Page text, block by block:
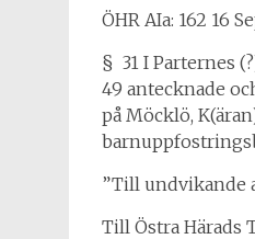
ÖHR AIa: 162 16
§ 31 I Parternes
49 antecknade
på Möcklö,
”Till undvikande
Till Östra Härads